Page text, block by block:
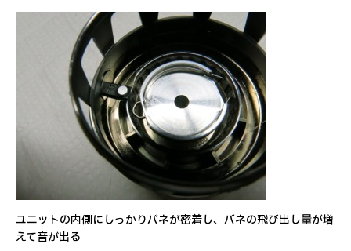
ユニットの内側にしっかりバネが密着し、バネの飛び出し量が増
えて音が出る